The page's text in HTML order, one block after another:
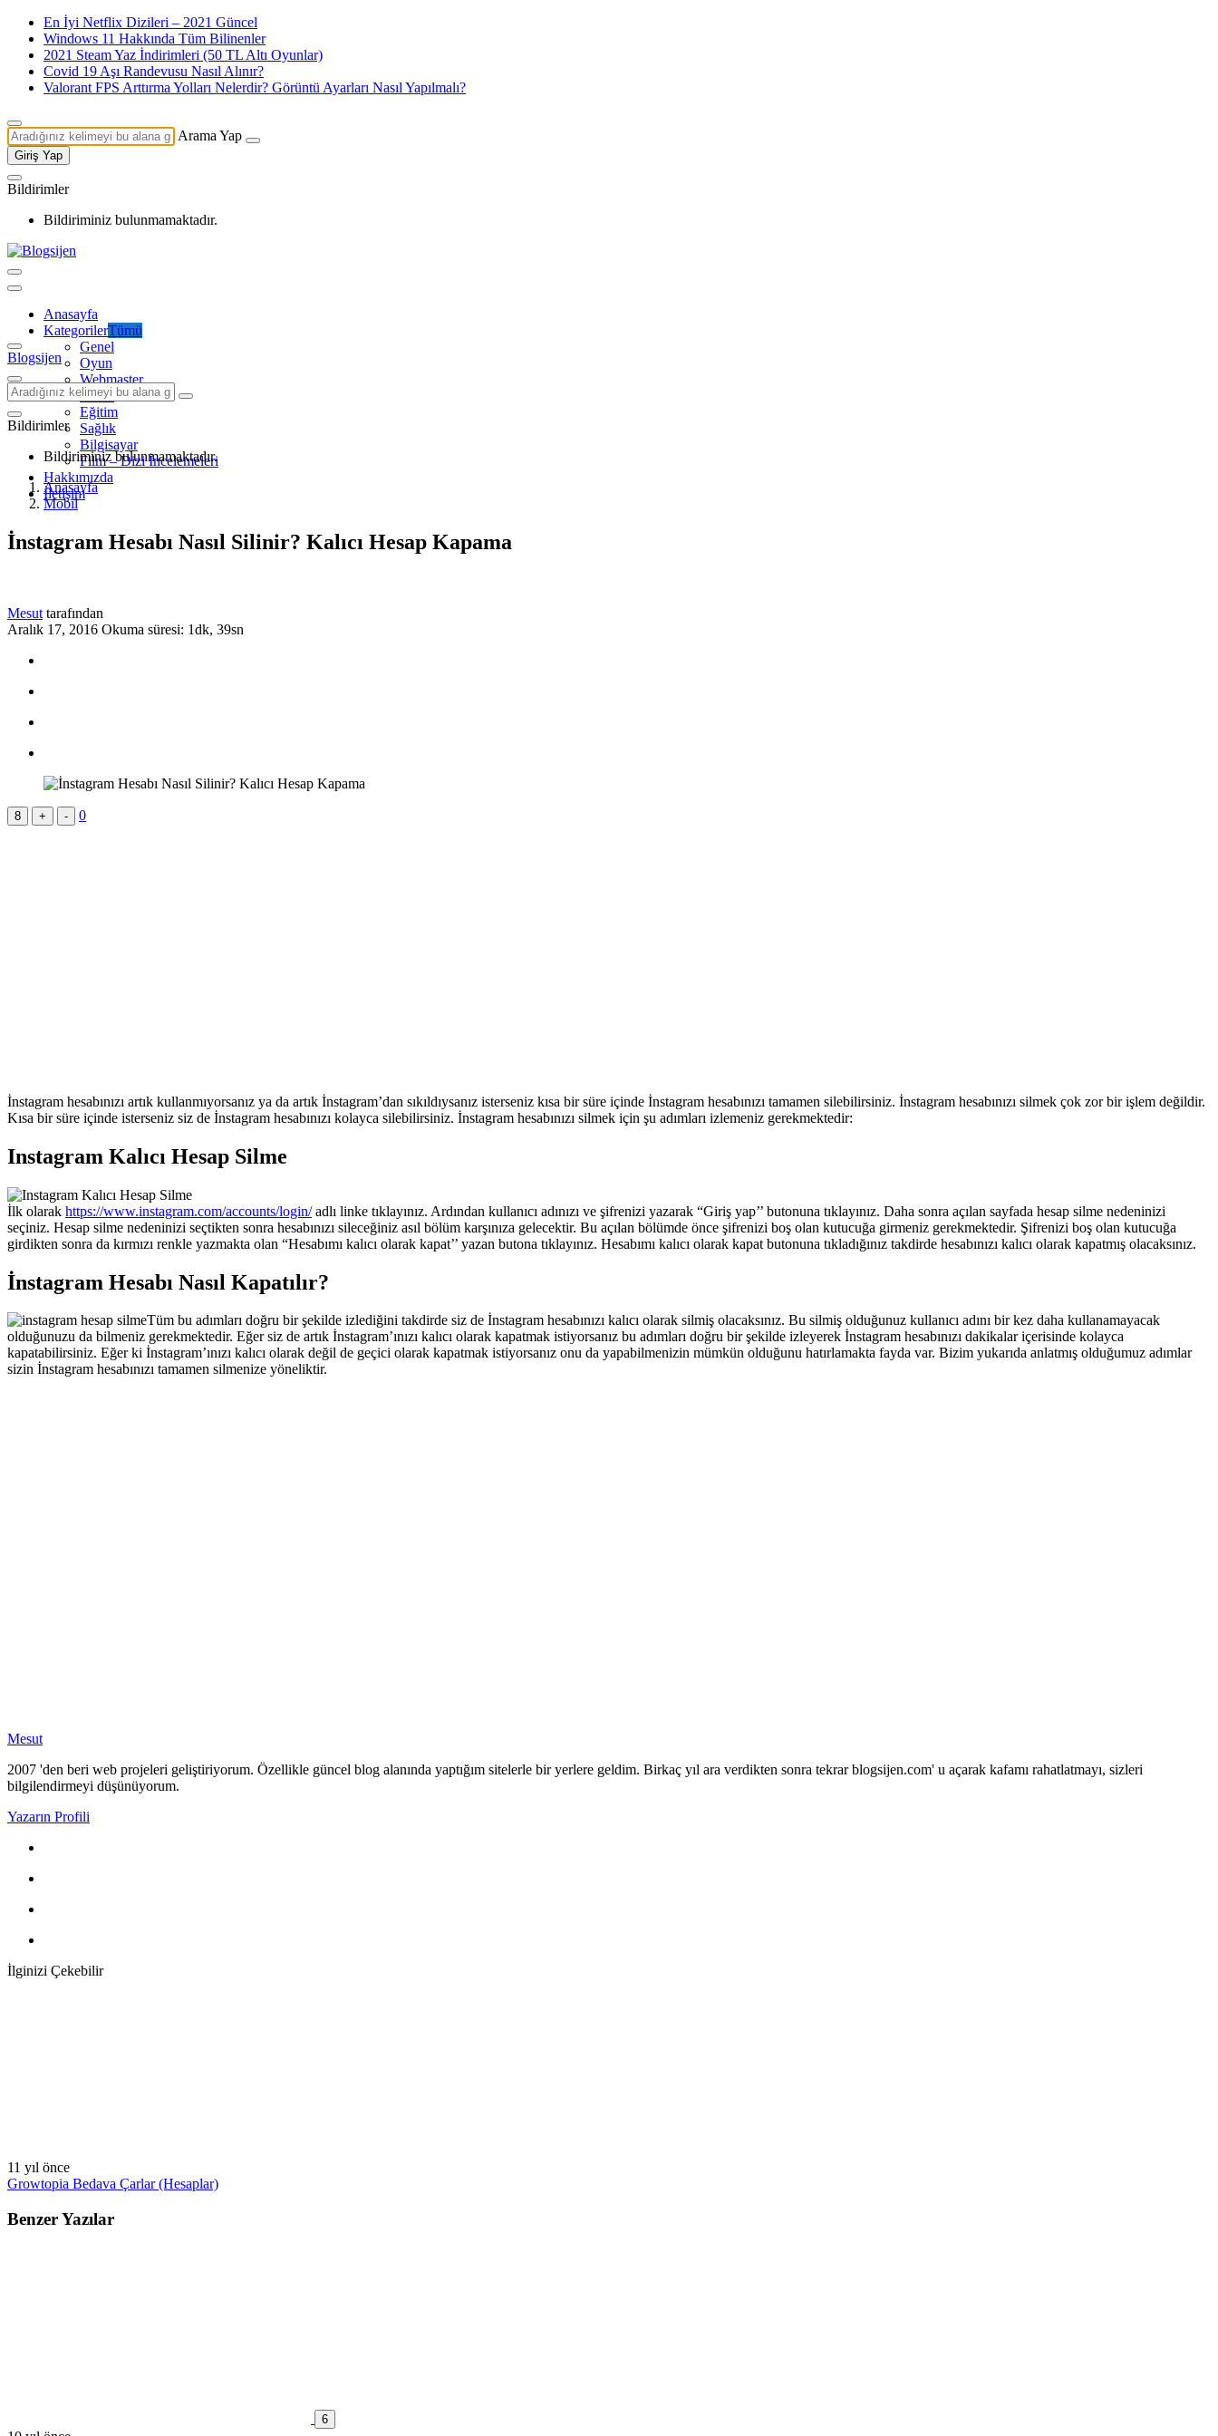
En İyi Netflix Dizileri – 2021 Güncel
Windows 11 Hakkında Tüm Bilinenler
2021 Steam Yaz İndirimleri (50 TL Altı Oyunlar)
Covid 19 Aşı Randevusu Nasıl Alınır?
Valorant FPS Arttırma Yolları Nelerdir? Görüntü Ayarları Nasıl Yapılmalı?
Arama Yap
Giriş Yap
Bildirimler
Bildiriminiz bulunmamaktadır.
Anasayfa
KategorilerTümü
Genel
Oyun
Webmaster
Mobil
Eğitim
Sağlık
Bilgisayar
Film – Dizi İncelemeleri
Hakkımızda
İletişim
Blogsijen
Bildirimler
Bildiriminiz bulunmamaktadır.
Anasayfa
Mobil
İnstagram Hesabı Nasıl Silinir? Kalıcı Hesap Kapama
Mesut tarafından
Aralık 17, 2016 Okuma süresi: 1dk, 39sn
8 + - 0
İnstagram hesabınızı artık kullanmıyorsanız ya da artık İnstagram’dan sıkıldıysanız isterseniz kısa bir süre içinde İnstagram hesabınızı tamamen silebilirsiniz. İnstagram hesabınızı silmek çok zor bir işlem değildir.
Kısa bir süre içinde isterseniz siz de İnstagram hesabınızı kolayca silebilirsiniz. İnstagram hesabınızı silmek için şu adımları izlemeniz gerekmektedir:
Instagram Kalıcı Hesap Silme
İlk olarak https://www.instagram.com/accounts/login/adlı linke tıklayınız. Ardından kullanıcı adınızı ve şifrenizi yazarak “Giriş yap’’ butonuna tıklayınız. Daha sonra açılan sayfada hesap silme nedeninizi
seçiniz. Hesap silme nedeninizi seçtikten sonra hesabınızı sileceğiniz asıl bölüm karşınıza gelecektir. Bu açılan bölümde önce şifrenizi boş olan kutucuğa girmeniz gerekmektedir. Şifrenizi boş olan kutucuğa
girdikten sonra da kırmızı renkle yazmakta olan “Hesabımı kalıcı olarak kapat’’ yazan butona tıklayınız. Hesabımı kalıcı olarak kapat butonuna tıkladığınız takdirde hesabınızı kalıcı olarak kapatmış olacaksınız.
İnstagram Hesabı Nasıl Kapatılır?
Tüm bu adımları doğru bir şekilde izlediğini takdirde siz de İnstagram hesabınızı kalıcı olarak silmiş olacaksınız. Bu silmiş olduğunuz kullanıcı adını bir kez daha kullanamayacak
olduğunuzu da bilmeniz gerekmektedir. Eğer siz de artık İnstagram’ınızı kalıcı olarak kapatmak istiyorsanız bu adımları doğru bir şekilde izleyerek İnstagram hesabınızı dakikalar içerisinde kolayca
kapatabilirsiniz. Eğer ki İnstagram’ınızı kalıcı olarak değil de geçici olarak kapatmak istiyorsanız onu da yapabilmenizin mümkün olduğunu hatırlamakta fayda var. Bizim yukarıda anlatmış olduğumuz adımlar
sizin İnstagram hesabınızı tamamen silmenize yöneliktir.
Mesut
2007 'den beri web projeleri geliştiriyorum. Özellikle güncel blog alanında yaptığım sitelerle bir yerlere geldim. Birkaç yıl ara verdikten sonra tekrar blogsijen.com' u açarak kafamı rahatlatmayı, sizleri
bilgilendirmeyi düşünüyorum.
Yazarın Profili
İlginizi Çekebilir
11 yıl önce
Growtopia Bedava Çarlar (Hesaplar)
Benzer Yazılar
6